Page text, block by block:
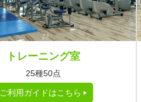
トレーニング室
25種50点
ご利用ガイドはこちら